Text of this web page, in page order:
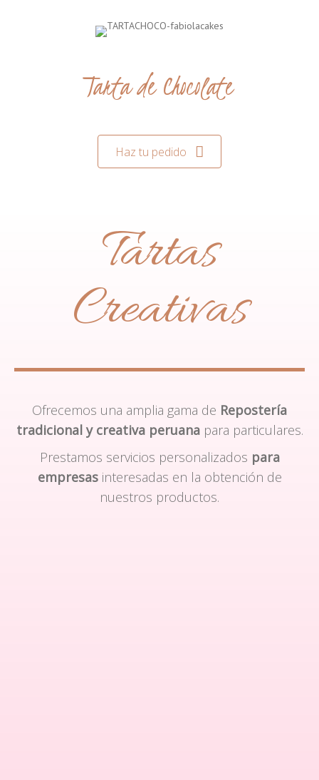
Tarta de Chocolate
Haz tu pedido
Tartas
Creativas
Ofrecemos una amplia gama de Repostería
tradicional y creativa peruanapara particulares.
Prestamos servicios personalizados para
empresasinteresadas en la obtención de
nuestros productos.